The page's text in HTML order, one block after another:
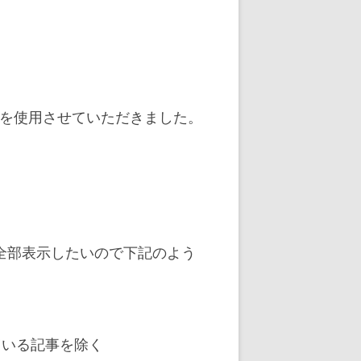
使用させていただきました。
表示したいので下記のよう
る記事を除く